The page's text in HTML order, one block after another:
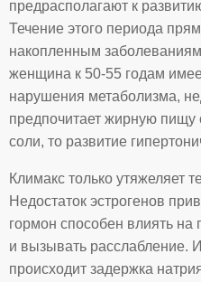
предрасполагают к
Течение этого периода
накопленным
женщина к 50-55 годам
нарушения метаболизма,
предпочитает жирную
соли, то развитие
Климакс только утяжеляет
Недостаток эстрогенов
гормон способен влиять
и вызывать расслабление.
происходит задержка